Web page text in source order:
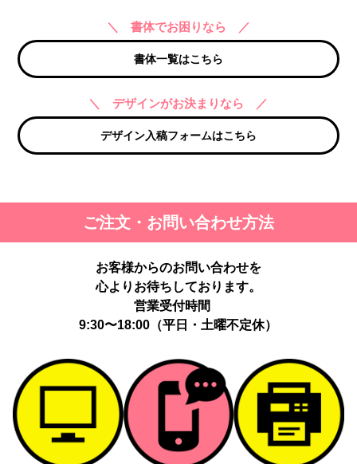
＼ 書体でお困りなら ／
書体一覧はこちら
＼ デザインがお決まりなら ／
デザイン入稿フォームはこちら
ご注文・お問い合わせ方法
お客様からのお問い合わせを
心よりお待ちしております。
営業受付時間
9:30〜18:00（平日・土曜不定休）